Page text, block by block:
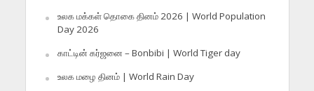
உலக மக்கள் தொகை தினம் 2026 | World Population
Day 2026
காட்டின் கர்ஜனை – Bonbibi | World Tiger day
உலக மழை தினம் | World Rain Day